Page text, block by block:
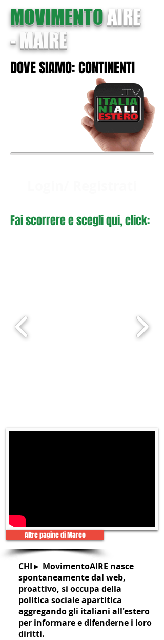
MOVIMENTOAIRE
-MAIRE
DOVE SIAMO: CONTINENTI
Fai scorrere e scegli qui, click:
Altre pagine di Marco
CHI► MovimentoAIRE nasce
spontaneamente dal web,
proattivo, si occupa della
politica sociale apartitica
aggregando gli italiani all'estero
per informare e difenderne i loro
diritti.